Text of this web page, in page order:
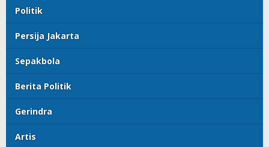
Politik
Persija Jakarta
Sepakbola
Berita Politik
Gerindra
Artis